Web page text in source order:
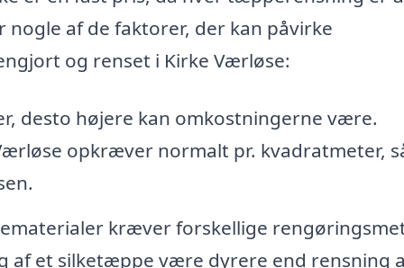
af de faktorer, der kan påvirke
og renset i Kirke Værløse:
desto højere kan omkostningerne være.
opkræver normalt pr. kvadratmeter,
kræver forskellige
af et silketæppe være dyrere end rensning